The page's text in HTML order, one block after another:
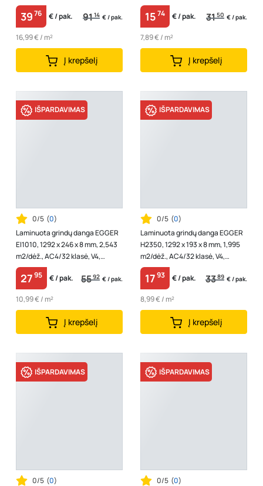
Micro V4, spl. riešutas "Amarett...
3976 € / pak. 9114 € / pak.
16,99 € / m²
Į krepšelį
šviesus ąžuolas "Newbury"
1574 € / pak. 3150 € / pak.
7,89 € / m²
Į krepšelį
IŠPARDAVIMAS
0/5 (0)
Laminuota grindų danga EGGER
El1010, 1292 x 246 x 8 mm, 2,543
m2/dėž., AC4/32 klasė, V4,
"Large, Aqua Click it", spl. šv...
2795 € / pak. 5592 € / pak.
10,99 € / m²
Į krepšelį
IŠPARDAVIMAS
0/5 (0)
Laminuota grindų danga EGGER
H2350, 1292 x 193 x 8 mm, 1,995
m2/dėž., AC4/32 klasė, V4,
ąžuolo "Beige North" spalvos
1793 € / pak. 3389 € / pak.
8,99 € / m²
Į krepšelį
IŠPARDAVIMAS
0/5 (0)
IŠPARDAVIMAS
0/5 (0)